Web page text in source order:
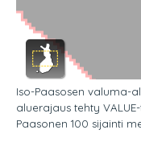
Iso-Paasosen valuma-
aluerajaus tehty
Paasonen 100 sijainti